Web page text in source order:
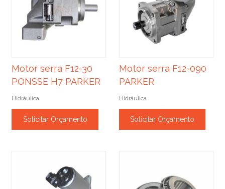
Motor serra F12-30
PONSSE H7 PARKER
Hidráulica
Solicitar Orçamento
Motor serra F12-090
PARKER
Hidráulica
Solicitar Orçamento